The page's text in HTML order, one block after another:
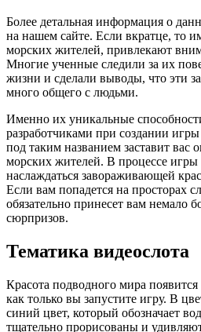
Более детальная информация о
на нашем сайте. Если вкратце, то
морских жителей, привлекают
Многие ученные следили за их
жизни и сделали выводы, что эти
много общего с людьми.
Именно их уникальные
разработчиками при создании
под таким названием заставит вас
морских жителей. В процессе
наслаждаться завораживающей
Если вам попадется на просторах
обязательно принесет вам немало
сюрпризов.
Тематика видеослота
Красота подводного мира
как только вы запустите игру. В
синий цвет, который обозначает
тщательно прорисованы и